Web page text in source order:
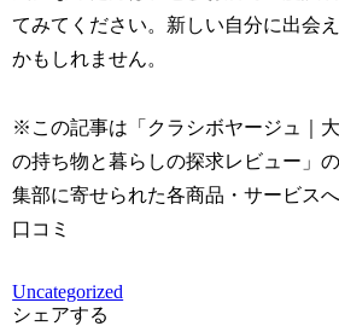
てみてください。新しい自分に出会
かもしれません。
※この記事は「クラシボヤージュ｜大
の持ち物と暮らしの探求レビュー」
集部に寄せられた各商品・サービス
口コミ
Uncategorized
シェアする